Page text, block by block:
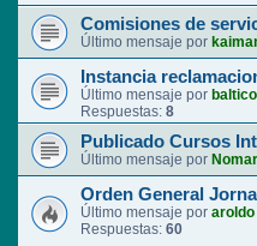
Comisiones de
Último mensaje por
Instancia
Último mensaje por
Respuestas: 8
Publicado Cursos
Último mensaje por Nomar
Orden General
Último mensaje por aroldo
Respuestas: 60